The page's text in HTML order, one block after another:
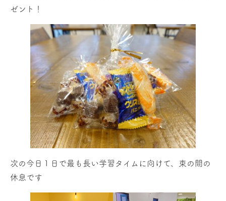
ゼント！
次の今日１日で最も長い学習タイムに向けて、束の間の
休息です